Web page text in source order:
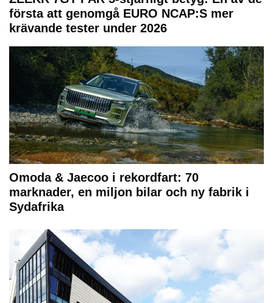
första att genomgå EURO NCAP:S mer
krävande tester under 2026
Omoda & Jaecoo i rekordfart: 70
marknader, en miljon bilar och ny fabrik i
Sydafrika